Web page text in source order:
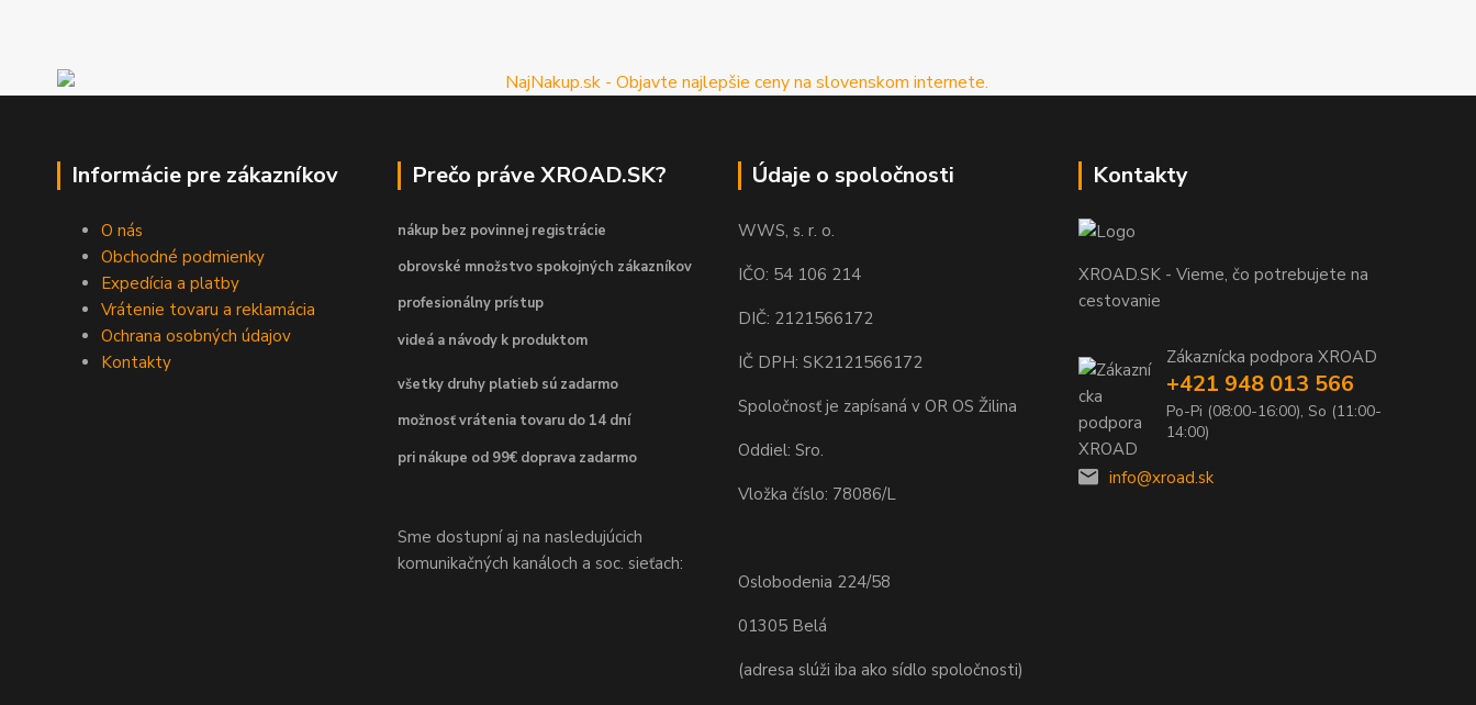
Informácie pre zákazníkov
O nás
Obchodné podmienky
Expedícia a platby
Vrátenie tovaru a reklamácia
Ochrana osobných údajov
Kontakty
Prečo práve XROAD.SK?
nákup bez povinnej registrácie
obrovské množstvo spokojných zákazníkov
profesionálny prístup
videá a návody k produktom
všetky druhy platieb sú zadarmo
možnosť vrátenia tovaru do 14 dní
pri nákupe od 99€ doprava zadarmo
Sme dostupní aj na nasledujúcich
komunikačných kanáloch a soc. sieťach:
Údaje o spoločnosti
WWS, s. r. o.
IČO: 54 106 214
DIČ: 2121566172
IČ DPH: SK2121566172
Spoločnosť je zapísaná v OR OS Žilina
Oddiel: Sro.
Vložka číslo: 78086/L
Oslobodenia 224/58
01305 Belá
(adresa slúži iba ako sídlo spoločnosti)
Kontakty
XROAD.SK - Vieme, čo potrebujete na
cestovanie
Zákaznícka podpora XROAD
+421 948 013 566
Po-Pi (08:00-16:00), So (11:00-
14:00)
info@xroad.sk